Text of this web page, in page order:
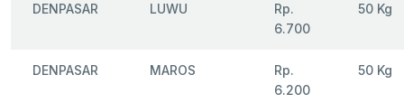
DENPASAR LUWU
Rp.
6.700
50 Kg
DENPASAR MAROS
Rp.
6.200
50 Kg